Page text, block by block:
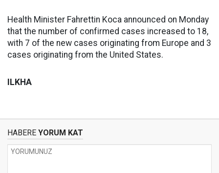
Health Minister Fahrettin Koca announced on Monday
that the number of confirmed cases increased to 18,
with 7 of the new cases originating from Europe and 3
cases originating from the United States.
ILKHA
HABERE YORUM KAT